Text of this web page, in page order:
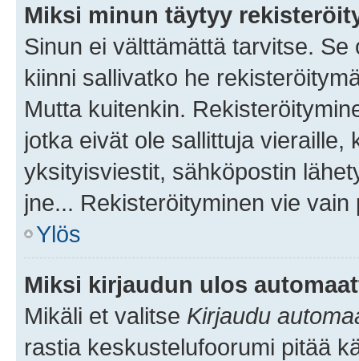
Miksi minun täytyy
Sinun ei välttämättä tarvitse.
kiinni sallivatko he
Mutta kuitenkin.
jotka eivät ole sallittuja vieraille,
yksityisviestit, sähköpostin
jne... Rekisteröityminen vie
Ylös
Miksi kirjaudun ulos
Mikäli et valitse Kirjaudu
rastia keskustelufoorumi pitää